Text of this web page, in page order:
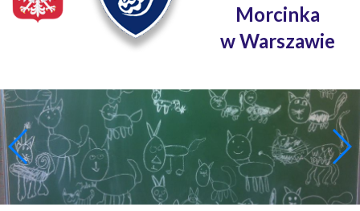
Morcinka
w Warszawie